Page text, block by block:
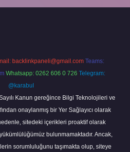
backlinkpaneli@gmail.com Teams:
Whatsapp: 0262 606 0 726 Telegram:
@karabul
Kanun gereğince Bilgi Teknolojileri ve
onaylanmış bir Yer Sağlayıcı olarak
sitedeki içerikleri proaktif olarak
bulunmamaktadır. Ancak,
sorumluluğunu taşımakta olup, siteye